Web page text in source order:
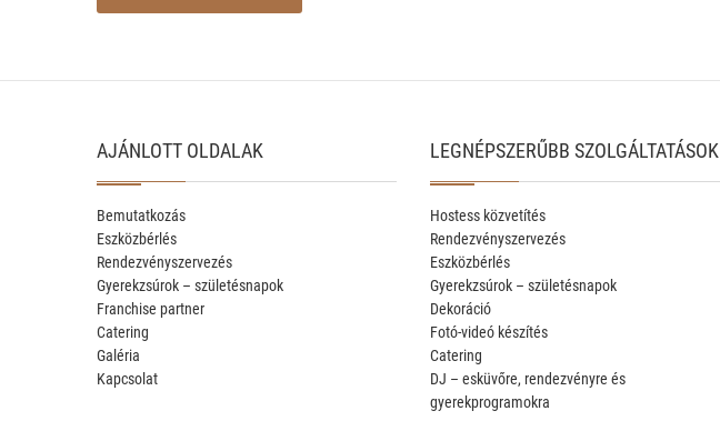
AJÁNLOTT OLDALAK
Bemutatkozás
Eszközbérlés
Rendezvényszervezés
Gyerekzsúrok – születésnapok
Franchise partner
Catering
Galéria
Kapcsolat
LEGNÉPSZERŰBB SZOLGÁLTATÁSOK
Hostess közvetítés
Rendezvényszervezés
Eszközbérlés
Gyerekzsúrok – születésnapok
Dekoráció
Fotó-videó készítés
Catering
DJ – esküvőre, rendezvényre és
gyerekprogramokra